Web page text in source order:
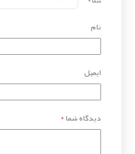
نام
ایمیل
دیدگاه شما*